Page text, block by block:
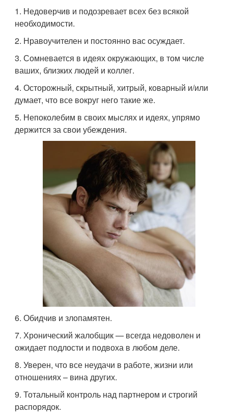
1. Недоверчив и подозревает всех без всякой
необходимости.
2. Нравоучителен и постоянно вас осуждает.
3. Сомневается в идеях окружающих, в том числе
ваших, близких людей и коллег.
4. Осторожный, скрытный, хитрый, коварный и/или
думает, что все вокруг него такие же.
5. Непоколебим в своих мыслях и идеях, упрямо
держится за свои убеждения.
6. Обидчив и злопамятен.
7. Хронический жалобщик — всегда недоволен и
ожидает подлости и подвоха в любом деле.
8. Уверен, что все неудачи в работе, жизни или
отношениях – вина других.
9. Тотальный контроль над партнером и строгий
распорядок.